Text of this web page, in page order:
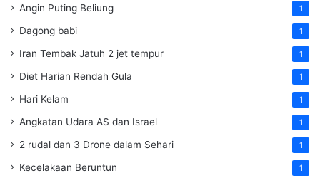
Angin Puting Beliung 1
Dagong babi 1
Iran Tembak Jatuh 2 jet tempur 1
Diet Harian Rendah Gula 1
Hari Kelam 1
Angkatan Udara AS dan Israel 1
2 rudal dan 3 Drone dalam Sehari 1
Kecelakaan Beruntun 1